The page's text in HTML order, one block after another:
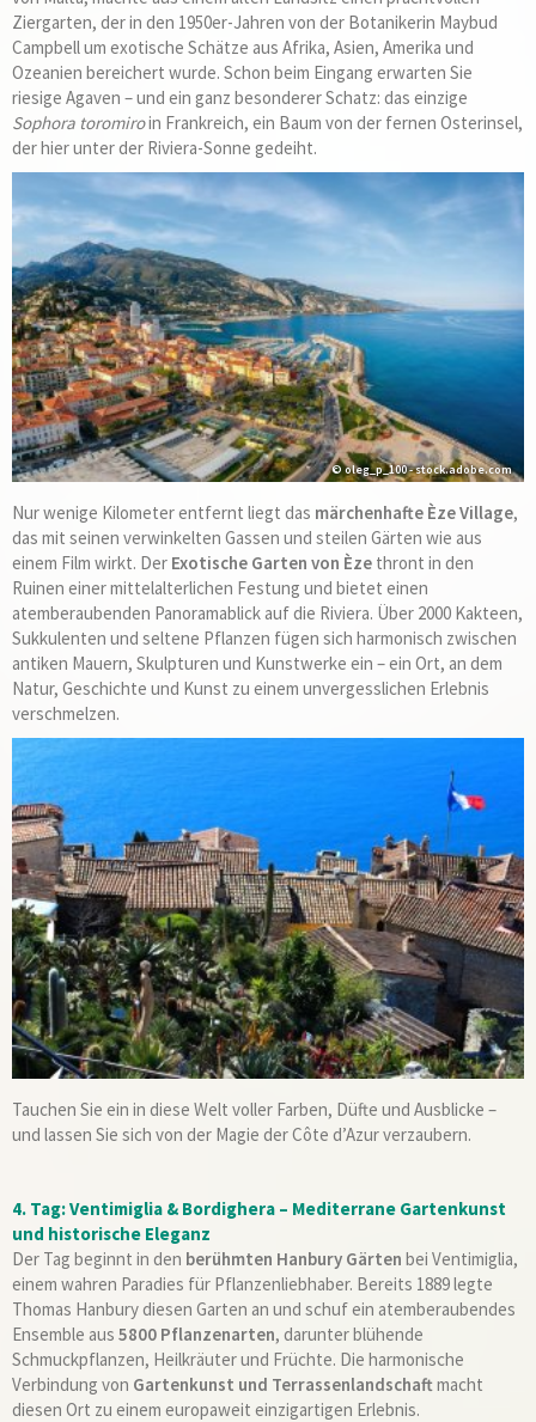
Ziergarten, der in den 1950er-Jahren von der Botanikerin Maybud
Campbell um exotische Schätze aus Afrika, Asien, Amerika und
Ozeanien bereichert wurde. Schon beim Eingang erwarten Sie
riesige Agaven – und ein ganz besonderer Schatz: das einzige
Sophora toromiroin Frankreich, ein Baum von der fernen Osterinsel,
der hier unter der Riviera-Sonne gedeiht.
© oleg_p_100 - stock.adobe.com
Nur wenige Kilometer entfernt liegt das märchenhafte Èze Village,
das mit seinen verwinkelten Gassen und steilen Gärten wie aus
einem Film wirkt. Der Exotische Garten von Èze thront in den
Ruinen einer mittelalterlichen Festung und bietet einen
atemberaubenden Panoramablick auf die Riviera. Über 2000 Kakteen,
Sukkulenten und seltene Pflanzen fügen sich harmonisch zwischen
antiken Mauern, Skulpturen und Kunstwerke ein – ein Ort, an dem
Natur, Geschichte und Kunst zu einem unvergesslichen Erlebnis
verschmelzen.
Tauchen Sie ein in diese Welt voller Farben, Düfte und Ausblicke –
und lassen Sie sich von der Magie der Côte d’Azur verzaubern.
4. Tag: Ventimiglia & Bordighera – Mediterrane Gartenkunst
und historische Eleganz
Der Tag beginnt in den berühmten Hanbury Gärten bei Ventimiglia,
einem wahren Paradies für Pflanzenliebhaber. Bereits 1889 legte
Thomas Hanbury diesen Garten an und schuf ein atemberaubendes
Ensemble aus 5800 Pflanzenarten, darunter blühende
Schmuckpflanzen, Heilkräuter und Früchte. Die harmonische
Verbindung von Gartenkunst und Terrassenlandschaftmacht
diesen Ort zu einem europaweit einzigartigen Erlebnis.